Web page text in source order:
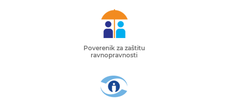
Poverenik za zaštitu
ravnopravnosti